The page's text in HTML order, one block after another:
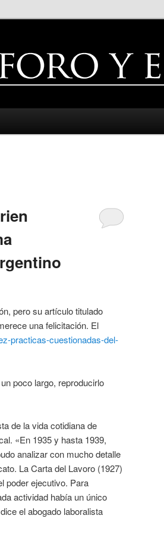
pero su artículo titulado
una felicitación. El
practicas-cuestionadas-del-
poco largo, reproducirlo
de la vida cotidiana de
«En 1935 y hasta 1939,
analizar con mucho detalle
La Carta del Lavoro (1927)
poder ejecutivo. Para
actividad había un único
el abogado laboralista